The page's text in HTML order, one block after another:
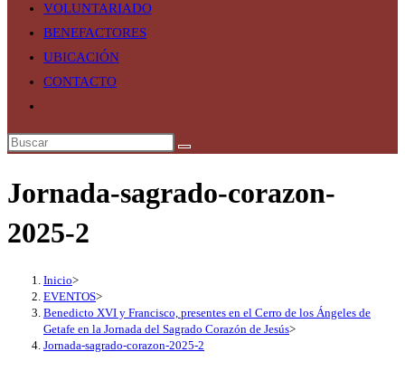
VOLUNTARIADO
BENEFACTORES
UBICACIÓN
CONTACTO
de
web
Jornada-sagrado-corazon-
2025-2
Inicio>
EVENTOS>
Benedicto XVI y Francisco, presentes en el Cerro de los Ángeles de
Getafe en la Jornada del Sagrado Corazón de Jesús>
Jornada-sagrado-corazon-2025-2